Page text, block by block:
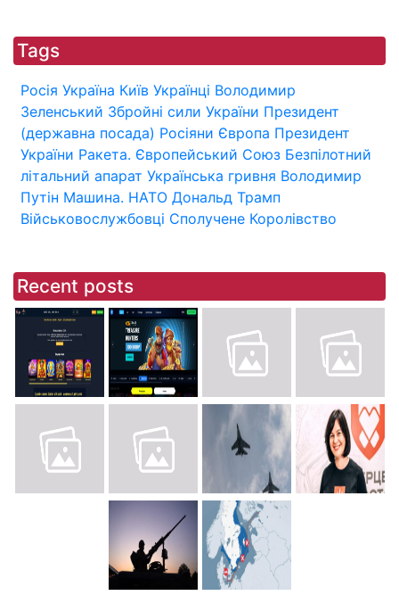
Tags
Росія Україна Київ Українці Володимир
Зеленський Збройні сили України Президент
(державна посада) Росіяни Європа Президент
України Ракета. Європейський Союз Безпілотний
літальний апарат Українська гривня Володимир
Путін Машина. НАТО Дональд Трамп
Військовослужбовці Сполучене Королівство
Recent posts